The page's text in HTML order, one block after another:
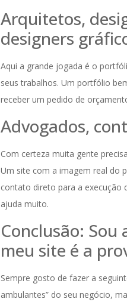
Arquitetos,
designers
Aqui a grande jogada é o
seus trabalhos. Um portfólio
receber um pedido de
Advogados,
Com certeza muita gente
Um site com a imagem real do
contato direto para a execução
ajuda muito.
Conclusão:
meu site é a
Sempre gosto de fazer a
ambulantes” do seu negócio,